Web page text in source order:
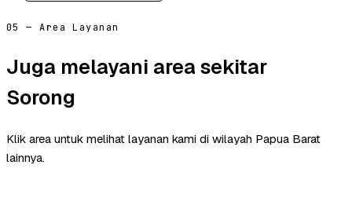
05 — Area Layanan
Juga melayani area sekitar
Sorong
Klik area untuk melihat layanan kami di wilayah Papua Barat
lainnya.